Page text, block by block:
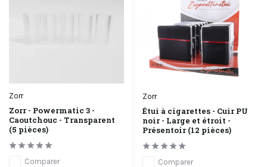
Zorr
Zorr - Powermatic 3 -
Caoutchouc - Transparent
(5 pièces)
Comparer
Zorr
Étui à cigarettes - Cuir PU
noir - Large et étroit -
Présentoir (12 pièces)
Comparer